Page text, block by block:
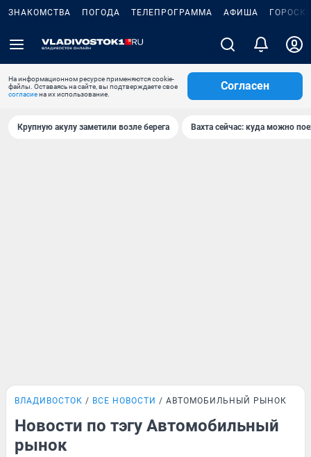
ЗНАКОМСТВА ПОГОДА ТЕЛЕПРОГРАММА АФИША
На информационном ресурсе применяются cookie-
файлы. Оставаясь на сайте, вы подтверждаете свое
согласиена их использование.
Согласен
Крупную акулу заметили возле берега Вахта сейчас: куда можно
ВЛАДИВОСТОК ВСЕ НОВОСТИ АВТОМОБИЛЬНЫЙ РЫНОК
Новости по тэгу Автомобильный
рынок